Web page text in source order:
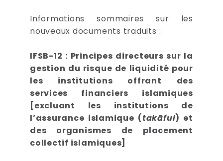
Informations sommaires sur les
nouveaux documents traduits :
IFSB-12 : Principes directeurs sur la
gestion du risque de liquidité pour
les institutions offrant des
services financiers islamiques
[excluant les institutions de
l’assurance islamique (takāful) et
des organismes de placement
collectif islamiques]